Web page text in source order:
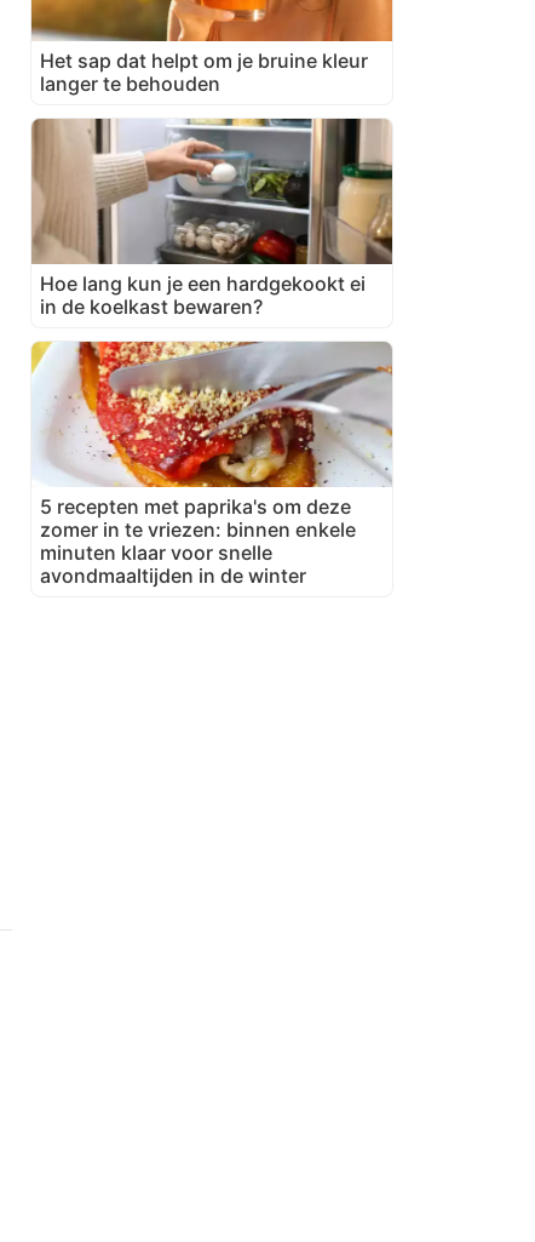
Het sap dat helpt om je bruine kleur
langer te behouden
Hoe lang kun je een hardgekookt ei
in de koelkast bewaren?
5 recepten met paprika's om deze
zomer in te vriezen: binnen enkele
minuten klaar voor snelle
avondmaaltijden in de winter